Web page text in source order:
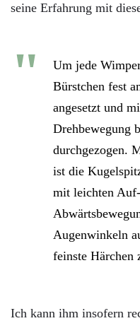
seine Erfahrung mit
Um jede
Bürstchen fest
angesetzt und
Drehbewegung
durchgezogen.
ist die
mit leichten
Augenwinkeln
feinste Härchen
Ich kann ihm insofern